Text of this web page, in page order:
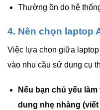
Thường ồn do hệ
4. Nên chọn laptop
Việc lựa chọn giữa
vào nhu cầu sử dụng cụ
Nếu bạn chủ yếu
dung nhẹ nhàng (viết